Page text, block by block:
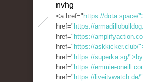
nvhg
<a href=" https://dota.space/
href=" https://
href=" https://
href=" https://askkicker.club/
href=" https://superka.sg/">by
href=" https://emmie-
href=" https://liveitvwatch.de/